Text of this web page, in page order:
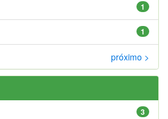
1
1
próximo >
3